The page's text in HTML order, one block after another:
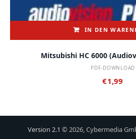
IN DEN
Mitsubishi HC 6000
PDF-DOWNLOAD
€1,99
Version 2.1 © 2026, Cybermedia